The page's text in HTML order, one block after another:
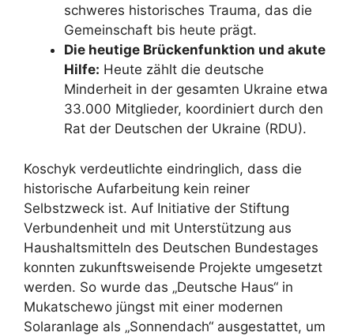
schweres historisches Trauma, das die
Gemeinschaft bis heute prägt.
Die heutige Brückenfunktion und akute
Hilfe: Heute zählt die deutsche
Minderheit in der gesamten Ukraine etwa
33.000 Mitglieder, koordiniert durch den
Rat der Deutschen der Ukraine (RDU).
Koschyk verdeutlichte eindringlich, dass die
historische Aufarbeitung kein reiner
Selbstzweck ist. Auf Initiative der Stiftung
Verbundenheit und mit Unterstützung aus
Haushaltsmitteln des Deutschen Bundestages
konnten zukunftsweisende Projekte umgesetzt
werden. So wurde das „Deutsche Haus“ in
Mukatschewo jüngst mit einer modernen
Solaranlage als „Sonnendach“ ausgestattet, um